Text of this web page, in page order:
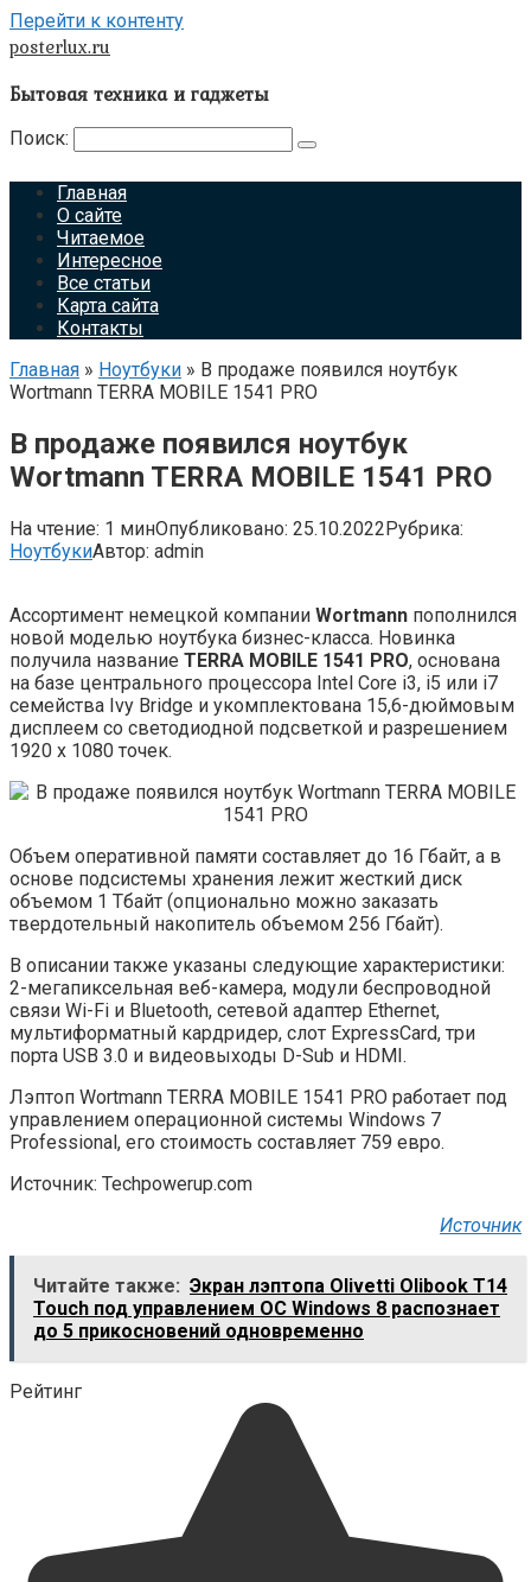
Перейти к контенту
posterlux.ru
Бытовая техника и гаджеты
Поиск:
Главная
О сайте
Читаемое
Интересное
Все статьи
Карта сайта
Контакты
Главная » Ноутбуки » В продаже появился ноутбук
Wortmann TERRA MOBILE 1541 PRO
В продаже появился ноутбук
Wortmann TERRA MOBILE 1541 PRO
На чтение: 1 минОпубликовано: 25.10.2022Рубрика:
НоутбукиАвтор: admin
Ассортимент немецкой компании Wortmann пополнился
новой моделью ноутбука бизнес-класса. Новинка
получила название TERRA MOBILE 1541 PRO, основана
на базе центрального процессора Intel Core i3, i5 или i7
семейства Ivy Bridge и укомплектована 15,6-дюймовым
дисплеем со светодиодной подсветкой и разрешением
1920 x 1080 точек.
Объем оперативной памяти составляет до 16 Гбайт, а в
основе подсистемы хранения лежит жесткий диск
объемом 1 Тбайт (опционально можно заказать
твердотельный накопитель объемом 256 Гбайт).
В описании также указаны следующие характеристики:
2-мегапиксельная веб-камера, модули беспроводной
связи Wi-Fi и Bluetooth, сетевой адаптер Ethernet,
мультиформатный кардридер, слот ExpressCard, три
порта USB 3.0 и видеовыходы D-Sub и HDMI.
Лэптоп Wortmann TERRA MOBILE 1541 PRO работает под
управлением операционной системы Windows 7
Professional, его стоимость составляет 759 евро.
Источник: Techpowerup.com
Источник
Читайте также: Экран лэптопа Olivetti Olibook T14
Touch под управлением ОС Windows 8 распознает
до 5 прикосновений одновременно
Рейтинг